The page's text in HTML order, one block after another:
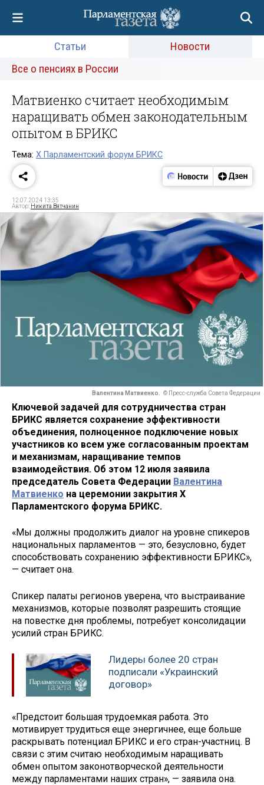
Статьи
Новости
Все о пенсиях в России
Матвиенко считает необходимым
наращивать обмен законодательным
опытом в БРИКС
Тема: Х Парламентский форум БРИКС
12.07.2024 13:35
Автор: Никита Вятчанин
Валентина Матвиенко. © Пресс-служба Совета Федерации
Ключевой задачей для сотрудничества стран
БРИКС является сохранение эффективности
объединения, полноценное подключение новых
участников ко всем уже согласованным проектам
и механизмам, наращивание темпов
взаимодействия. Об этом 12 июля заявила
председатель Совета Федерации Валентина
Матвиенко на церемонии закрытия Х
Парламентского форума БРИКС.
«Мы должны продолжить диалог на уровне спикеров
национальных парламентов — это, безусловно, будет
способствовать сохранению эффективности БРИКС»,
— считает она.
Спикер палаты регионов уверена, что выстраивание
механизмов, которые позволят разрешить стоящие
на повестке дня проблемы, потребует консолидации
усилий стран БРИКС.
Лидеры более 20 стран
подписали «Украинский
договор»
«Предстоит большая трудоемкая работа. Это
мотивирует трудиться еще энергичнее, еще больше
раскрывать потенциал БРИКС и его стран-участниц. В
связи с этим считаю необходимым наращивать
обмен опытом законотворческой деятельности
между парламентами наших стран», — заявила она.